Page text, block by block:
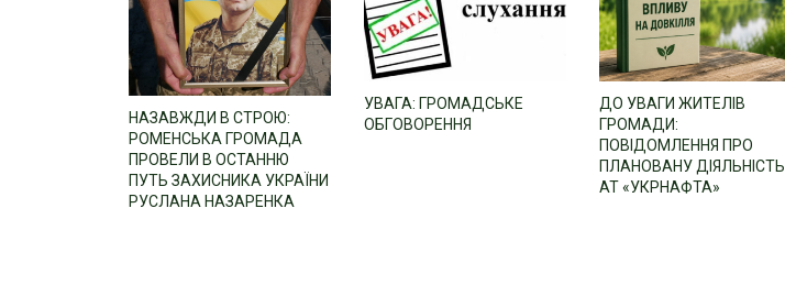
НАЗАВЖДИ В СТРОЮ:
РОМЕНСЬКА ГРОМАДА
ПРОВЕЛИ В ОСТАННЮ
ПУТЬ ЗАХИСНИКА УКРАЇНИ
РУСЛАНА НАЗАРЕНКА
УВАГА: ГРОМАДСЬКЕ
ОБГОВОРЕННЯ
ДО УВАГИ ЖИТЕЛІВ
ГРОМАДИ:
ПОВІДОМЛЕННЯ ПРО
ПЛАНОВАНУ ДІЯЛЬНІСТЬ
АТ «УКРНАФТА»